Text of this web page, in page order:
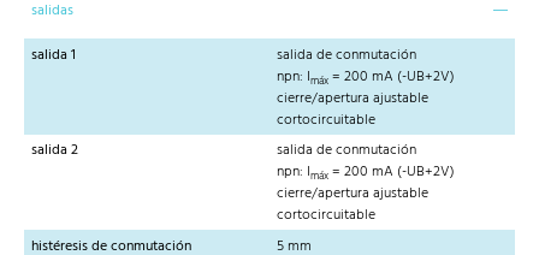
salidas
salida 1
salida de conmutación
npn: Imáx = 200 mA (-UB+2V)
cierre/apertura ajustable
cortocircuitable
salida 2
salida de conmutación
npn: Imáx = 200 mA (-UB+2V)
cierre/apertura ajustable
cortocircuitable
histéresis de conmutación
5 mm